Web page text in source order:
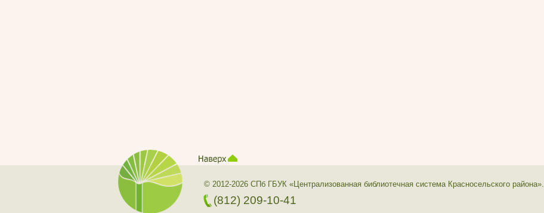
© 2012-2026 СПб ГБУК «Централизованная библиотечная система Красносельского района».
(812) 209-10-41